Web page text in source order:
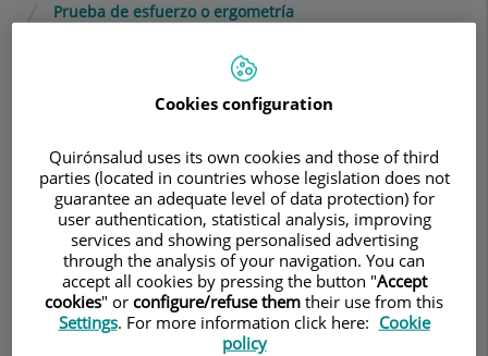
Prueba de esfuerzo o ergometría
Moisés Sandrús
Jorge
MEDICINA INTERNANEFROLOGIA
Demanar Cita
Cookies configuration
Quirónsalud uses its own cookies and those of third
parties (located in countries whose legislation does not
guarantee an adequate level of data protection) for
user authentication, statistical analysis, improving
services and showing personalised advertising
through the analysis of your navigation. You can
accept all cookies by pressing the button "Accept
cookies" or configure/refuse them their use from this
Settings. For more information click here: Cookie
policy